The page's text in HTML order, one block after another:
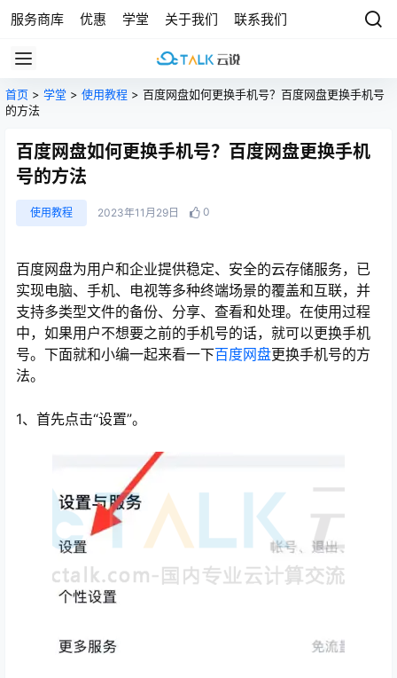
服务商库 优惠 学堂 关于我们 联系我们
首页 > 学堂 > 使用教程 > 百度网盘如何更换手机号？百度网盘更换手机号
的方法
百度网盘如何更换手机号？百度网盘更换手机
号的方法
使用教程 2023年11月29日 0
百度网盘为用户和企业提供稳定、安全的云存储服务，已
实现电脑、手机、电视等多种终端场景的覆盖和互联，并
支持多类型文件的备份、分享、查看和处理。在使用过程
中，如果用户不想要之前的手机号的话，就可以更换手机
号。下面就和小编一起来看一下百度网盘更换手机号的方
法。
1、首先点击“设置”。